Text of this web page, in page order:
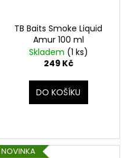
TB Baits Smoke Liquid
Amur 100 ml
Skladem (1 ks)
249 Kč
DO KOŠÍKU
NOVINKA